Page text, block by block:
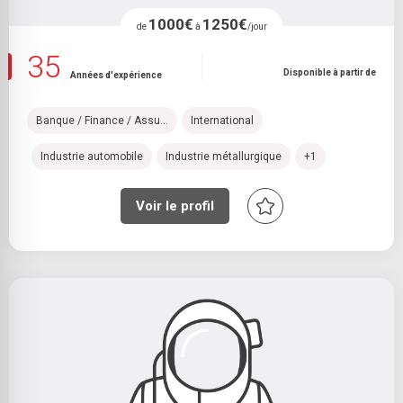
de 1000€ à 1250€/jour
35 Années d'expérience Disponible à partir de
Banque / Finance / Assu... International
Industrie automobile Industrie métallurgique +1
Voir le profil